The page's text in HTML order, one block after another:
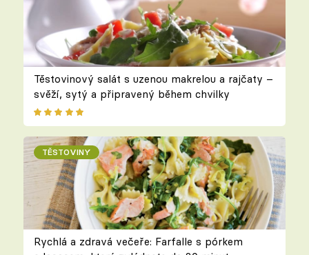
Těstovinový salát s uzenou makrelou a rajčaty –
svěží, sytý a připravený během chvilky
TĚSTOVINY
Rychlá a zdravá večeře: Farfalle s pórkem